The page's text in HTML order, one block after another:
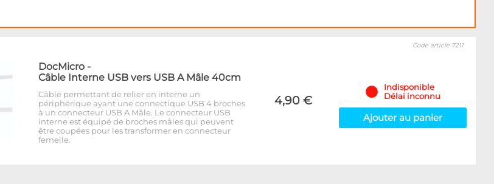
DocMicro -
Câble Interne USB vers USB A Mâle 40cm
Câble permettant de relier en interne un
périphérique ayant une connectique USB 4 broches
à un connecteur USB A Mâle. Le connecteur USB
interne est équipé de broches mâles qui peuvent
être coupées pour les transformer en connecteur
femelle.
4,90 €
Code article 7211
Indisponible
Délai inconnu
Ajouter au panier